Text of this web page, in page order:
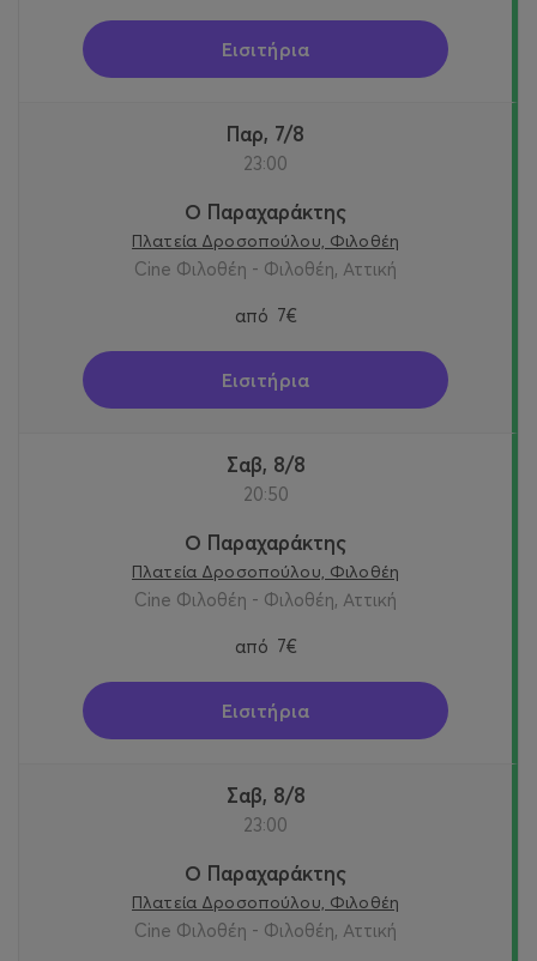
Εισιτήρια
Παρ, 7/8
23:00
Ο Παραχαράκτης
Πλατεία Δροσοπούλου, Φιλοθέη
Cine Φιλοθέη - Φιλοθέη, Αττική
από 7€
Εισιτήρια
Σαβ, 8/8
20:50
Ο Παραχαράκτης
Πλατεία Δροσοπούλου, Φιλοθέη
Cine Φιλοθέη - Φιλοθέη, Αττική
από 7€
Εισιτήρια
Σαβ, 8/8
23:00
Ο Παραχαράκτης
Πλατεία Δροσοπούλου, Φιλοθέη
Cine Φιλοθέη - Φιλοθέη, Αττική